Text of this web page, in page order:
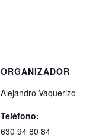
ORGANIZADOR
Alejandro Vaquerizo
Teléfono:
630 94 80 84